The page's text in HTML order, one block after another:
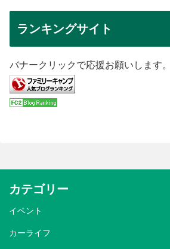
ランキングサイト
バナークリックで応援お願いします。
カテゴリー
イベント
カーライフ